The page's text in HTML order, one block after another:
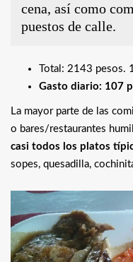
cena, así como
puestos de calle.
Total: 2143 pesos.
Gasto diario: 107
La mayor parte de las
o bares/restaurantes
casi todos los platos
sopes, quesadilla,